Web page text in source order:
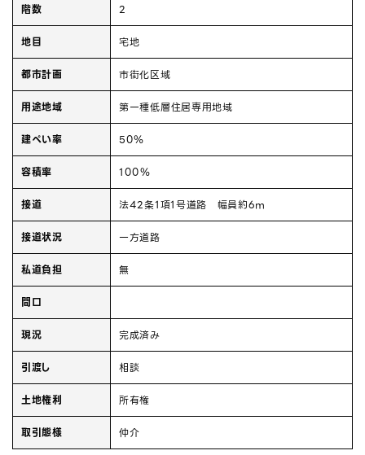
階数 2
地目 宅地
都市計画 市街化区域
用途地域 第一種低層住居専用地域
建ぺい率 50％
容積率 100％
接道 法42条1項1号道路 幅員約6ｍ
接道状況 一方道路
私道負担 無
間口
現況 完成済み
引渡し 相談
土地権利 所有権
取引態様 仲介